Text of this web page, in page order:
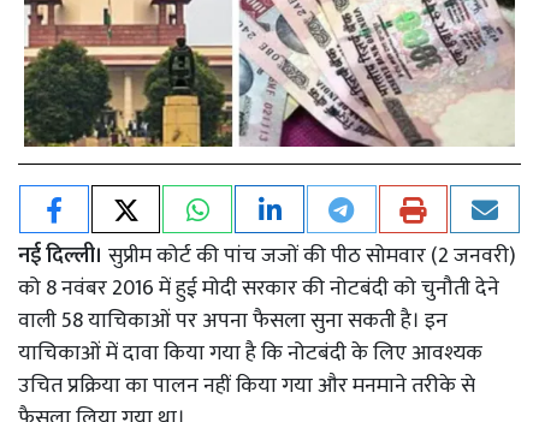
नई दिल्ली। सुप्रीम कोर्ट की पांच जजों की पीठ सोमवार (2 जनवरी)
को 8 नवंबर 2016 में हुई मोदी सरकार की नोटबंदी को चुनौती देने
वाली 58 याचिकाओं पर अपना फैसला सुना सकती है। इन
याचिकाओं में दावा किया गया है कि नोटबंदी के लिए आवश्यक
उचित प्रक्रिया का पालन नहीं किया गया और मनमाने तरीके से